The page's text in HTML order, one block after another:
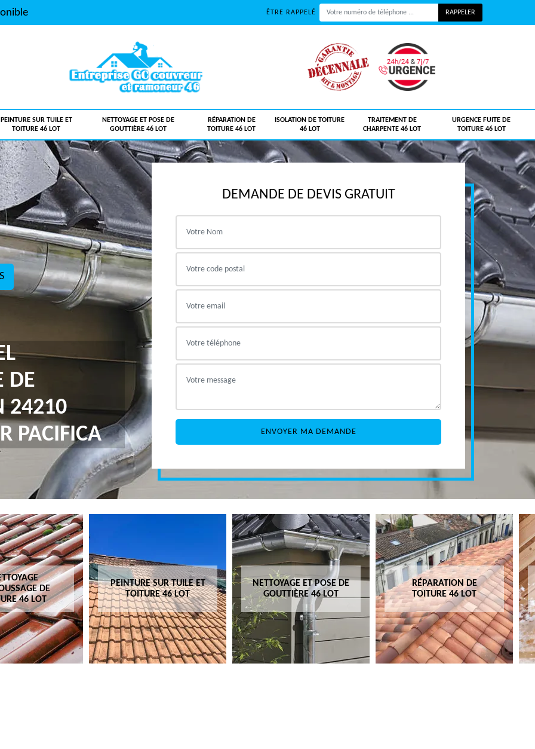
ÊTRE RAPPELÉ
PEINTURE SUR TUILE ET
TOITURE 46 LOT
NETTOYAGE ET POSE DE
GOUTTIÈRE 46 LOT
RÉPARATION DE
TOITURE 46 LOT
ISOLATION DE TOITURE
46 LOT
TRAITEMENT DE
CHARPENTE 46 LOT
URGENCE FUITE DE
TOITURE 46 LOT
DE
24210
PACIFICA
DEMANDE DE DEVIS GRATUIT
DE
46 LOT
PEINTURE SUR TUILE ET
TOITURE 46 LOT
NETTOYAGE ET POSE DE
GOUTTIÈRE 46 LOT
RÉPARATION DE
TOITURE 46 LOT